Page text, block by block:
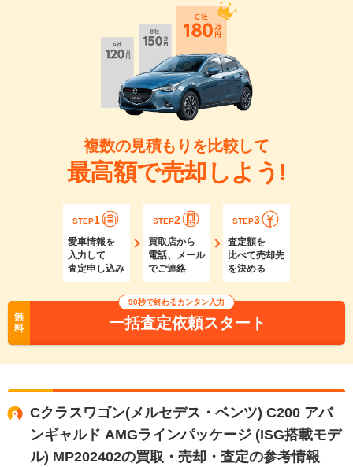
複数の見積もりを比較して
最高額で売却しよう!
STEP1
愛車情報を
入力して
査定申し込み
STEP2
買取店から
電話、メール
でご連絡
STEP3
査定額を
比べて売却先
を決める
無
料
90秒で終わるカンタン入力
一括査定依頼スタート
Cクラスワゴン(メルセデス・ベンツ) C200 アバ
ンギャルド AMGラインパッケージ (ISG搭載モデ
ル) MP202402の買取・売却・査定の参考情報